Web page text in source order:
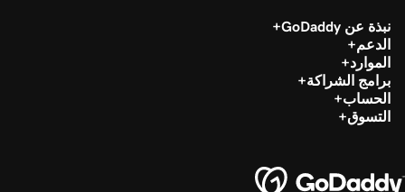
نبذة عن GoDaddy
الدعم
الموارد
برامج الشراكة
الحساب
التسوق